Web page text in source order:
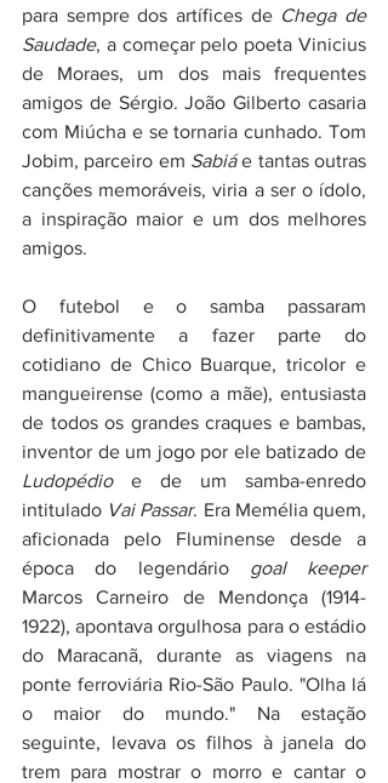
para sempre dos artífices de Chega de
Saudade, a começar pelo poeta Vinicius
de Moraes, um dos mais frequentes
amigos de Sérgio. João Gilberto casaria
com Miúcha e se tornaria cunhado. Tom
Jobim, parceiro em Sabiá e tantas outras
canções memoráveis, viria a ser o ídolo,
a inspiração maior e um dos melhores
amigos.
O futebol e o samba passaram
definitivamente a fazer parte do
cotidiano de Chico Buarque, tricolor e
mangueirense (como a mãe), entusiasta
de todos os grandes craques e bambas,
Ludopédio e de um samba-enredo
intitulado Vai Passar. Era Memélia quem,
aficionada pelo Fluminense desde a
época do legendário goal keeper
Marcos Carneiro de Mendonça (1914-
1922), apontava orgulhosa para o estádio
do Maracanã, durante as viagens na
ponte ferroviária Rio-São Paulo. "Olha lá
o maior do mundo." Na estação
seguinte, levava os filhos à janela do
trem para mostrar o morro e cantar o